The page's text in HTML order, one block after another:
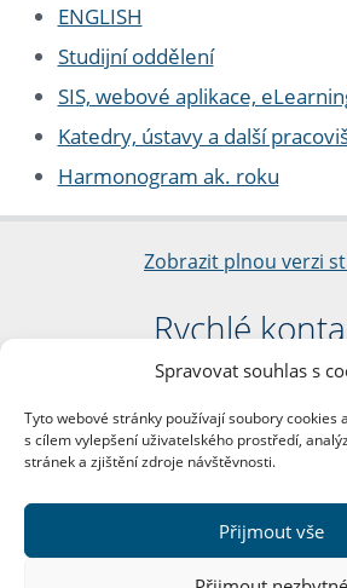
Spravovat souhlas s
Tyto webové stránky používají soubory cookies
s cílem vylepšení uživatelského prostředí,
stránek a zjištění zdroje návštěvnosti.
Přijmout vše
ENGLISH
Studijní oddělení
SIS, webové aplikace,
Katedry, ústavy a další
Harmonogram ak. roku
Zobrazit plnou verzi
Rychlé
Filozofická
nám. Jana Palacha
116 38 Praha 1
DIČ: CZ00216208
Další kontakty